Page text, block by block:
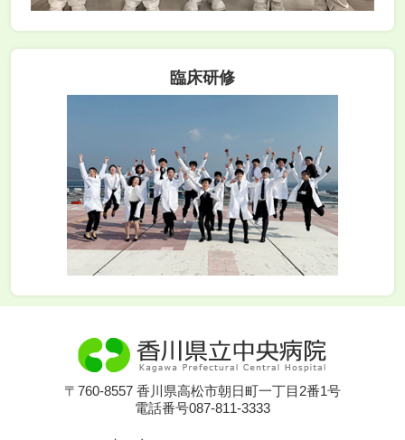
臨床研修
〒760-8557 香川県高松市朝日町一丁目2番1号
電話番号087-811-3333